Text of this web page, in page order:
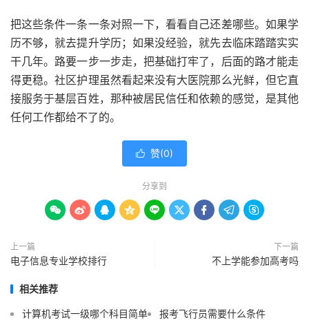
把这些条件一条一条对照一下，看看自己还差哪些。如果学
历不够，就去提升学历；如果没经验，就先去临床踏踏实实
干几年。路要一步一步走，把基础打牢了，后面的路才能走
得更稳。社区护理虽然看起来没有大医院那么光鲜，但它直
接服务于基层百姓，那种被居民信任和依赖的感觉，是其他
任何工作都给不了的。
 赞(0)
分享到
        
上一篇
电子信息专业学校排行
下一篇
不上学能参加高考吗
相关推荐
计算机考试一级哪个科目简单
报考飞行员需要什么条件